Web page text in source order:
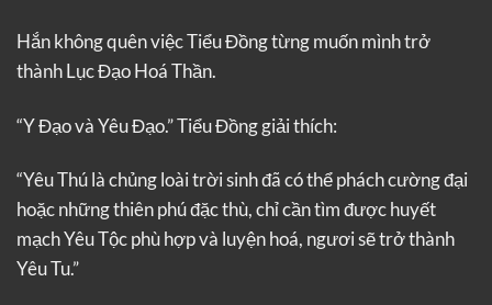
Hắn không quên việc Tiểu Đồng từng muốn mình trở
thành Lục Đạo Hoá Thần.
“Y Đạo và Yêu Đạo.” Tiểu Đồng giải thích:
“Yêu Thú là chủng loài trời sinh đã có thể phách cường đại
hoặc những thiên phú đặc thù, chỉ cần tìm được huyết
mạch Yêu Tộc phù hợp và luyện hoá, ngươi sẽ trở thành
Yêu Tu.”